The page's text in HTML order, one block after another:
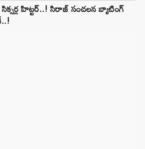
హిట్టర్..! సిరాజ్ సంచలన బ్యాటింగ్‌